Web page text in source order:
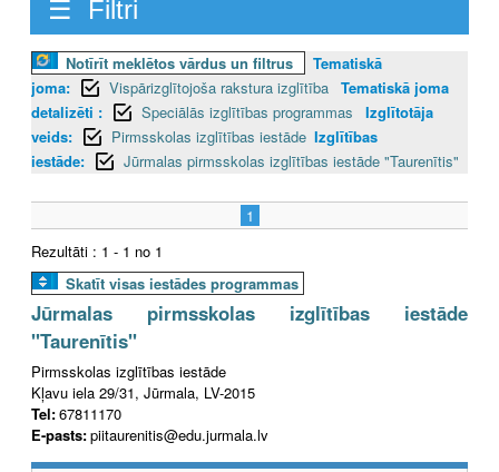
☰ Filtri
Notīrīt meklētos vārdus un filtrus
Tematiskā
joma:
Vispārizglītojoša rakstura izglītība Tematiskā joma
detalizēti :
Speciālās izglītības programmas
Izglītotāja
veids:
Pirmsskolas izglītības iestāde Izglītības
iestāde:
Jūrmalas pirmsskolas izglītības iestāde "Taurenītis"
1
Rezultāti : 1 - 1 no 1
Skatīt visas iestādes programmas
Jūrmalas pirmsskolas izglītības iestāde
"Taurenītis"
Pirmsskolas izglītības iestāde
Kļavu iela 29/31, Jūrmala, LV-2015
Tel:67811170
E-pasts:piitaurenitis@edu.jurmala.lv